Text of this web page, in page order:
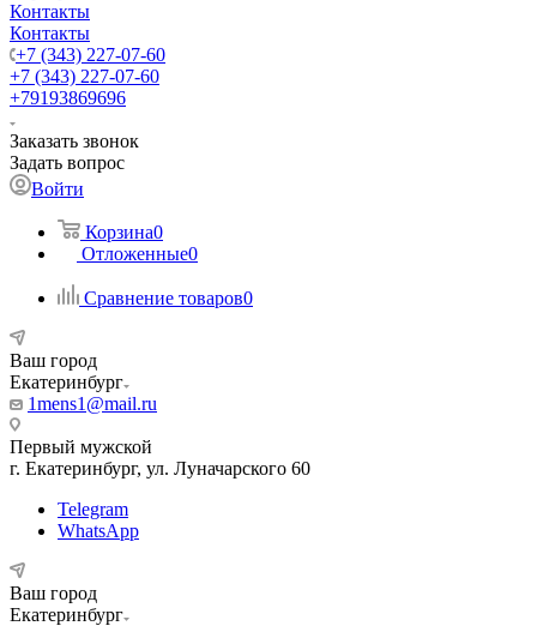
Контакты
Контакты
+7 (343) 227-07-60
+7 (343) 227-07-60
+79193869696
Заказать звонок
Задать вопрос
Войти
Корзина0
Отложенные0
Сравнение товаров0
Ваш город
Екатеринбург
1mens1@mail.ru
Первый мужской
г. Екатеринбург, ул. Луначарского 60
Telegram
WhatsApp
Ваш город
Екатеринбург